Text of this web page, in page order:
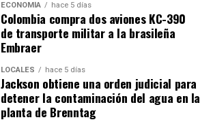
ECONOMÍA hace 5 días
Colombia compra dos aviones KC-390
de transporte militar a la brasileña
Embraer
LOCALES hace 5 días
Jackson obtiene una orden judicial para
detener la contaminación del agua en la
planta de Brenntag